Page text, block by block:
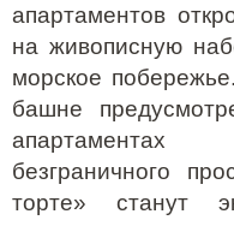
апартаментов
на живописную
морское
башне
апартаментах
безграничного
торте» станут